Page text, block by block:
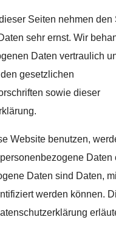
Seiten nehmen den
sehr ernst. Wir
Daten vertraulich
gesetzlichen
sowie dieser
Website benutzen,
Daten
Daten sind Daten,
werden können.